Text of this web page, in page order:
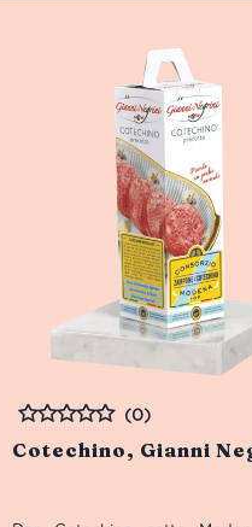
Cotechino, Gianni
Bewertet
(0)